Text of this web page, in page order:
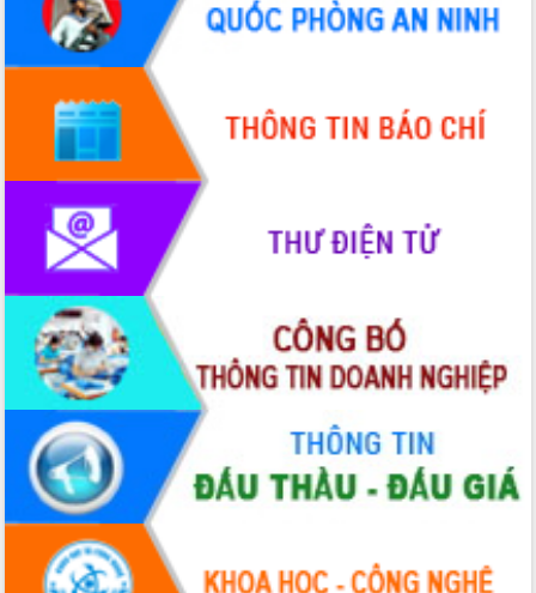
Chương trình “Gặp gỡ hữu nghị –
Friendship Meeting New Year 2026”
Bầu cử Quốc hội và HĐND: Cử tri Đắk
Lắk gửi gắm niềm tin, kỳ vọng vào lá
Đắk Lắk sẵn sàng các điều kiện cho
Ngày hội bầu cử đại biểu Quốc hội
khóa XVI và HĐND các cấp nhiệm kỳ
2026-2031
Đảm bảo cuộc bầu cử đại biểu Quốc
hội và đại biểu HĐND các cấp diễn ra
an toàn, hiệu quả, đúng quy định
Thủ tướng Chính phủ Phạm Minh Chính
kiểm tra, chỉ đạo hoàn thành các dự
án cao tốc và thăm khu tái định cư tại
Đắk Lắk
Sôi nổi Hội đua ngựa truyền thống Gò
Thì Thùng mừng Xuân Bính Ngọ 2026
Lãnh đạo tỉnh dâng hương tưởng niệm
tại Đập Đồng Cam đầu Xuân Bính Ngọ
Ngành nông nghiệp phấn đấu tăng
trưởng đạt 5,86% trong năm 2026
UBND tỉnh Đắk Lắk triển khai công tác